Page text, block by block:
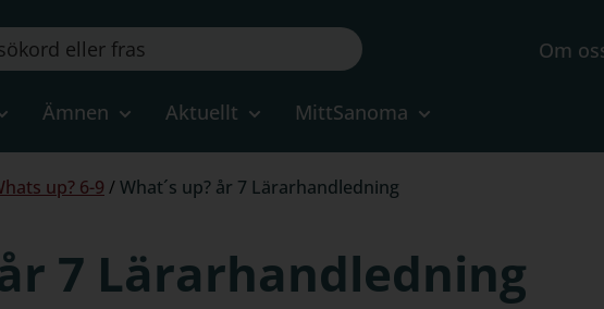
Om
Ämnen Aktuellt MittSanoma
up? 6-9 /What´s up? år 7 Lärarhandledning
7 Lärarhandledning